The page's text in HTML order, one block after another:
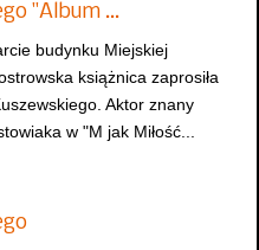
"Album …
budynku Miejskiej
książnica zaprosiła
Aktor znany
w "M jak Miłość...